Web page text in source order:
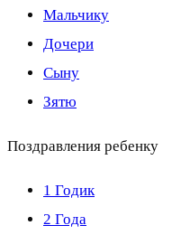
Мальчику
Дочери
Сыну
Зятю
Поздравления ребенку
1 Годик
2 Года